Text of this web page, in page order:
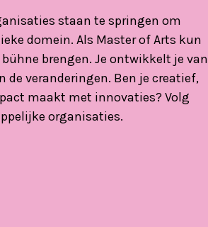
staan te springen om
domein. Als Master of Arts kun
brengen. Je ontwikkelt je van
veranderingen. Ben je creatief,
maakt met innovaties? Volg
organisaties.